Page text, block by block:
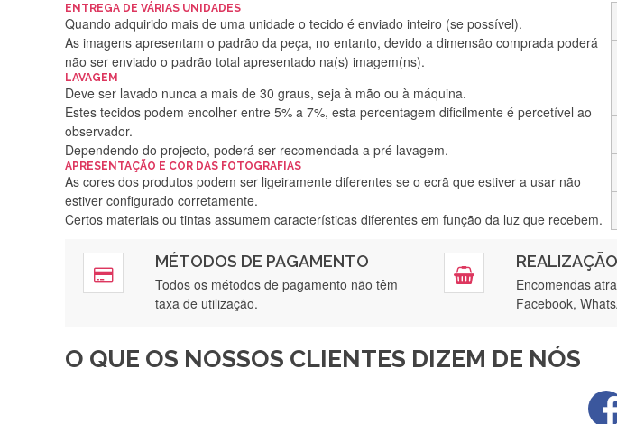
ENTREGA DE VÁRIAS UNIDADES
Quando adquirido mais de uma unidade o tecido é enviado inteiro (se possível).
As imagens apresentam o padrão da peça, no entanto, devido a dimensão comprada poderá
não ser enviado o padrão total apresentado na(s) imagem(ns).
LAVAGEM
Deve ser lavado nunca a mais de 30 graus, seja à mão ou à máquina.
Estes tecidos podem encolher entre 5% a 7%, esta percentagem dificilmente é percetível ao
observador.
Dependendo do projecto, poderá ser recomendada a pré lavagem.
APRESENTAÇÃO E COR DAS FOTOGRAFIAS
As cores dos produtos podem ser ligeiramente diferentes se o ecrã que estiver a usar não
estiver configurado corretamente.
Certos materiais ou tintas assumem características diferentes em função da luz que recebem.
MÉTODOS DE PAGAMENTO
Todos os métodos de pagamento não têm
taxa de utilização.
Encomendas
Facebook,
O QUE OS NOSSOS CLIENTES DIZEM DE NÓS
Silvia
Encomenda direitinha. Rapidez e
Silvia
Gostei ,Serviço
Rápido, atendimento 5*. Hoje chegará a
Recebi a minha encomenda, rápida entrega e vinha muito bem